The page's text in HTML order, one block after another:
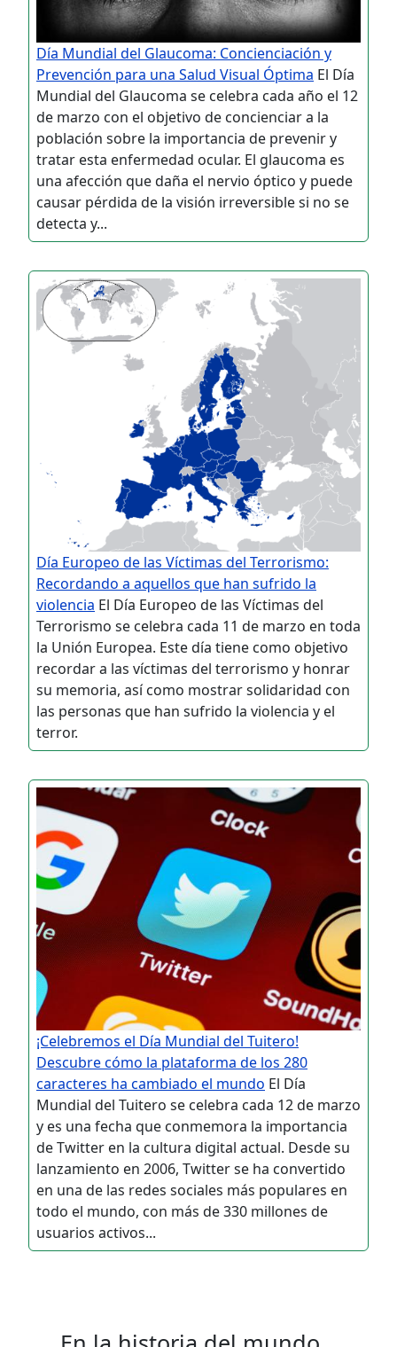
Día Mundial del Glaucoma: Concienciación y
Prevención para una Salud Visual Óptima El Día
Mundial del Glaucoma se celebra cada año el 12
de marzo con el objetivo de concienciar a la
población sobre la importancia de prevenir y
tratar esta enfermedad ocular. El glaucoma es
una afección que daña el nervio óptico y puede
causar pérdida de la visión irreversible si no se
detecta y...
Día Europeo de las Víctimas del Terrorismo:
Recordando a aquellos que han sufrido la
violencia El Día Europeo de las Víctimas del
Terrorismo se celebra cada 11 de marzo en toda
la Unión Europea. Este día tiene como objetivo
recordar a las víctimas del terrorismo y honrar
su memoria, así como mostrar solidaridad con
las personas que han sufrido la violencia y el
terror.
¡Celebremos el Día Mundial del Tuitero!
Descubre cómo la plataforma de los 280
caracteres ha cambiado el mundo El Día
Mundial del Tuitero se celebra cada 12 de marzo
y es una fecha que conmemora la importancia
de Twitter en la cultura digital actual. Desde su
lanzamiento en 2006, Twitter se ha convertido
en una de las redes sociales más populares en
todo el mundo, con más de 330 millones de
usuarios activos...